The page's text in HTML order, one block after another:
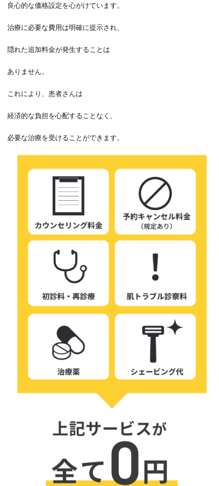
良心的な価格設定を心がけています。
治療に必要な費用は明確に提示され、
隠れた追加料金が発生することは
ありません。
これにより、患者さんは
経済的な負担を心配することなく、
必要な治療を受けることができます。